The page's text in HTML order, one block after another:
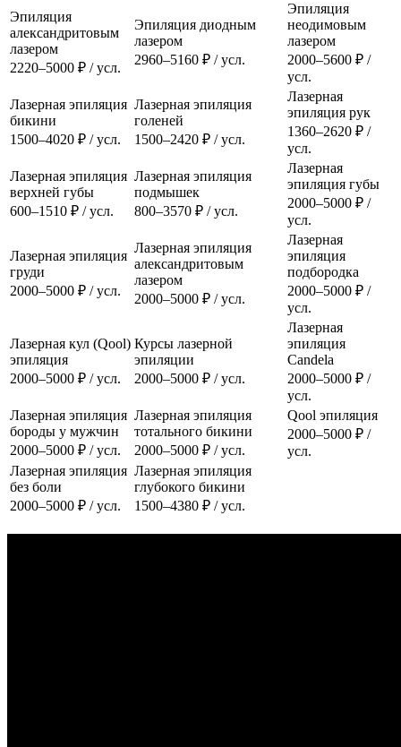
Эпиляция
александритовым
лазером
2220–5000 ₽ / усл.
Эпиляция диодным
лазером
2960–5160 ₽ / усл.
Эпиляция
неодимовым
лазером
2000–5600 ₽ /
усл.
Лазерная эпиляция
бикини
1500–4020 ₽ / усл.
Лазерная эпиляция
голеней
1500–2420 ₽ / усл.
Лазерная
эпиляция рук
1360–2620 ₽ /
усл.
Лазерная эпиляция
верхней губы
600–1510 ₽ / усл.
Лазерная эпиляция
подмышек
800–3570 ₽ / усл.
Лазерная
эпиляция губы
2000–5000 ₽ /
усл.
Лазерная эпиляция
груди
2000–5000 ₽ / усл.
Лазерная эпиляция
александритовым
лазером
2000–5000 ₽ / усл.
Лазерная
эпиляция
подбородка
2000–5000 ₽ /
усл.
Лазерная кул (Qool)
эпиляция
2000–5000 ₽ / усл.
Курсы лазерной
эпиляции
2000–5000 ₽ / усл.
Лазерная
эпиляция
Candela
2000–5000 ₽ /
усл.
Лазерная эпиляция
бороды у мужчин
2000–5000 ₽ / усл.
Лазерная эпиляция
тотального бикини
2000–5000 ₽ / усл.
Qool эпиляция
2000–5000 ₽ /
усл.
Лазерная эпиляция
без боли
2000–5000 ₽ / усл.
Лазерная эпиляция
глубокого бикини
1500–4380 ₽ / усл.